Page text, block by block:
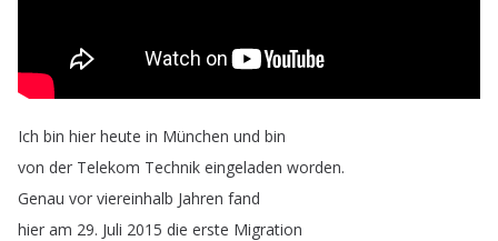
Ich bin hier heute in München und bin
von der Telekom Technik eingeladen worden.
Genau vor viereinhalb Jahren fand
hier am 29. Juli 2015 die erste Migration